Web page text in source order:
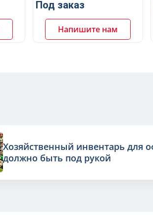
Под заказ
Напишите нам
Хозяйственный инвентарь для
должно быть под рукой